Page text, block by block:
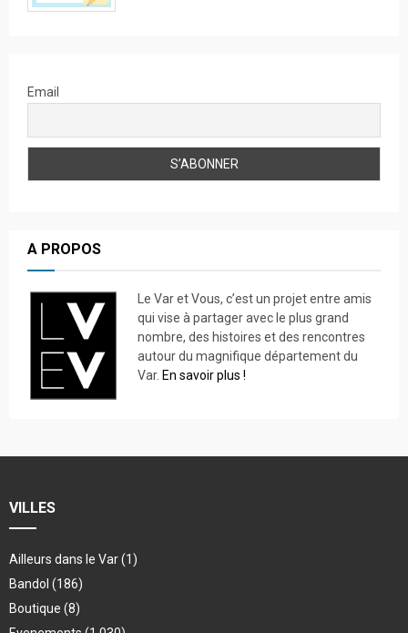
Email
A PROPOS
Le Var et Vous, c’est un projet entre amis
qui vise à partager avec le plus grand
nombre, des histoires et des rencontres
autour du magnifique département du
Var. En savoir plus !
VILLES
Ailleurs dans le Var(1)
Bandol (186)
Boutique (8)